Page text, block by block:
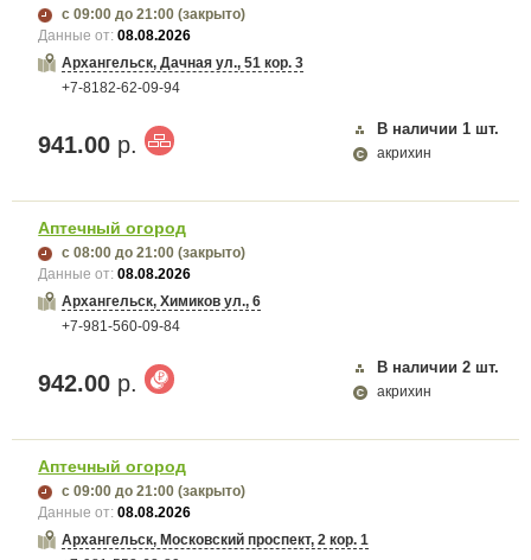
с 09:00 до 21:00 (закрыто)
Данные от:08.08.2026
Архангельск, Дачная ул., 51 кор. 3
+7-8182-62-09-94
941.00 р.
В наличии 1 шт.
акрихин
Аптечный огород
с 08:00 до 21:00 (закрыто)
Данные от:08.08.2026
Архангельск, Химиков ул., 6
+7-981-560-09-84
942.00 р.
В наличии 2 шт.
акрихин
Аптечный огород
с 09:00 до 21:00 (закрыто)
Данные от:08.08.2026
Архангельск, Московский проспект, 2 кор. 1